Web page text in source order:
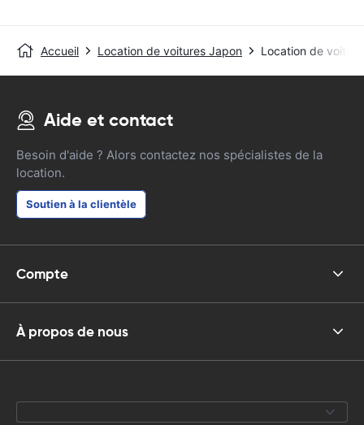
Accueil Location de voitures Japon Location de
Aide et contact
Besoin d'aide ? Alors contactez nos spécialistes de la
location.
Soutien à la clientèle
Compte
À propos de nous